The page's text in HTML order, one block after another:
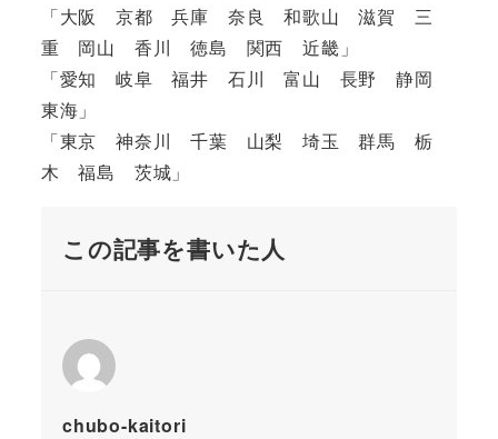
「大阪 京都 兵庫 奈良 和歌山 滋賀 三
重 岡山 香川 徳島 関西 近畿」
「愛知 岐阜 福井 石川 富山 長野 静岡
東海」
「東京 神奈川 千葉 山梨 埼玉 群馬 栃
木 福島 茨城」
この記事を書いた人
chubo-kaitori